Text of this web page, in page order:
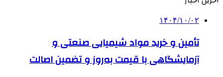
۱۴۰۴/۱۰/۰۲
تأمین و خرید مواد شیمیایی صنعتی و
آزمایشگاهی با قیمت به‌روز و تضمین اصالت